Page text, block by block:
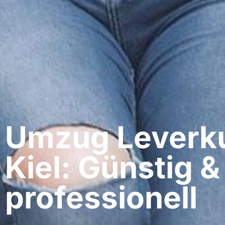
Umzug
Kiel: Günstig &
professionell​